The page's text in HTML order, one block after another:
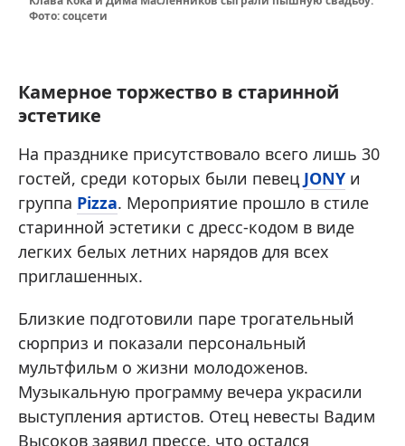
Фото: соцсети
Камерное торжество в старинной
эстетике
На празднике присутствовало всего лишь 30
гостей, среди которых были певец JONY и
группа Pizza. Мероприятие прошло в стиле
старинной эстетики с дресс-кодом в виде
легких белых летних нарядов для всех
приглашенных.
Близкие подготовили паре трогательный
сюрприз и показали персональный
мультфильм о жизни молодоженов.
Музыкальную программу вечера украсили
выступления артистов. Отец невесты Вадим
Высоков заявил прессе, что остался